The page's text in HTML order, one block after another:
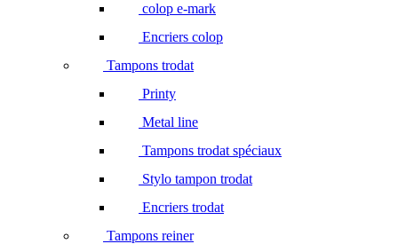
colop e-mark
Encriers colop
Tampons trodat
Printy
Metal line
Tampons trodat spéciaux
Stylo tampon trodat
Encriers trodat
Tampons reiner